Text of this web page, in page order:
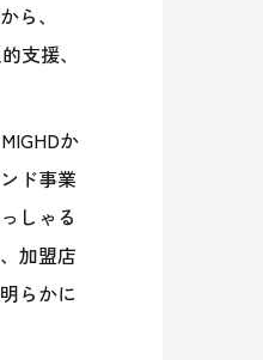
ら、
支援、
MIGHDか
ド事業
しゃる
加盟店
らかに